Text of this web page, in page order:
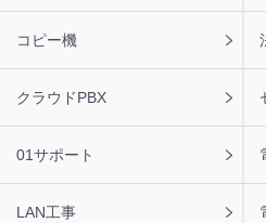
タ
コピー機
クラウドPBX
01サポート
LAN工事